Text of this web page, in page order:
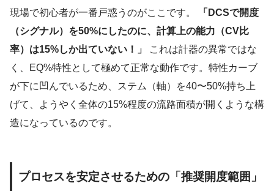
現場で初心者が一番戸惑うのがここです。
「DCSで開度
（シグナル）を50%にしたのに、計算上の能力（CV比
率）は15%しか出ていない！」
これは計器の異常ではな
く、EQ%特性として極めて正常な動作です。特性カーブ
が下に凹んでいるため、ステム（軸）を40〜50%持ち上
げて、ようやく全体の15%程度の流路面積が開くような構
造になっているのです。
プロセスを安定させるための「推奨開度範囲」